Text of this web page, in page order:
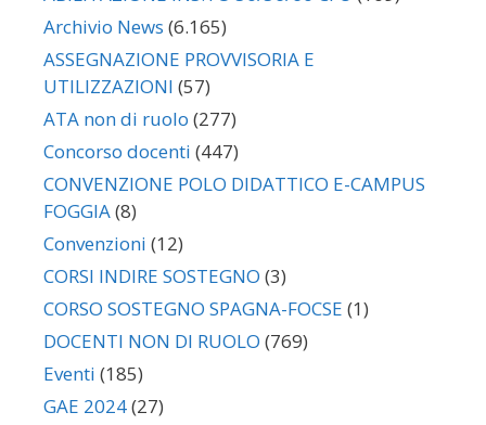
Archivio News (6.165)
ASSEGNAZIONE PROVVISORIA E
UTILIZZAZIONI (57)
ATA non di ruolo (277)
Concorso docenti (447)
CONVENZIONE POLO DIDATTICO E-CAMPUS
FOGGIA(8)
Convenzioni (12)
CORSI INDIRE SOSTEGNO (3)
CORSO SOSTEGNO SPAGNA-FOCSE (1)
DOCENTI NON DI RUOLO (769)
Eventi (185)
GAE 2024(27)